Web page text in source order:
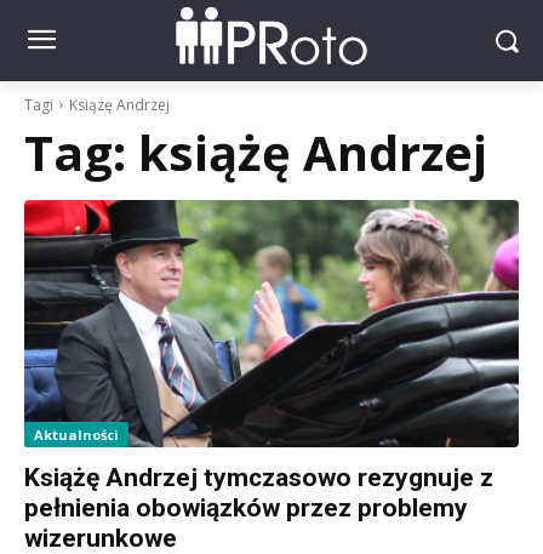
Tagi Książę Andrzej
Tag: książę Andrzej
Aktualności
Książę Andrzej tymczasowo rezygnuje z
pełnienia obowiązków przez problemy
wizerunkowe